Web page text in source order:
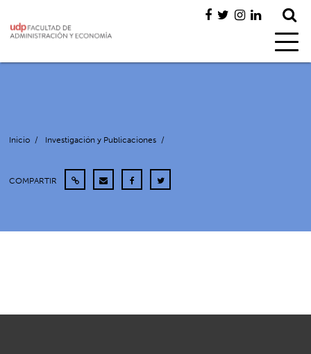
Inicio / Investigación y Publicaciones /
COMPARTIR